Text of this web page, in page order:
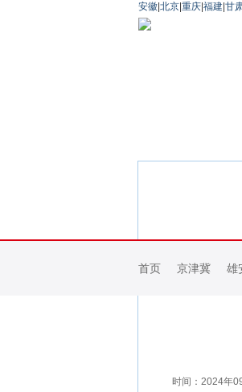
安徽 北京 重庆 福建 甘
首页 京津冀 雄
时间：2024年